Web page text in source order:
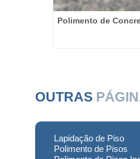
Polimento de
OUTRAS
Lapidação de Piso
Polimento de Pisos